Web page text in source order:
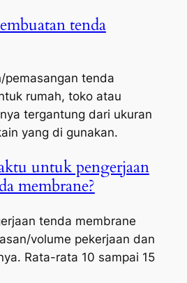
tenda
pemasangan tenda
rumah, toko atau
tergantung dari ukuran
yang di gunakan.
untuk pengerjaan
membrane?
tenda membrane
volume pekerjaan dan
Rata-rata 10 sampai 15